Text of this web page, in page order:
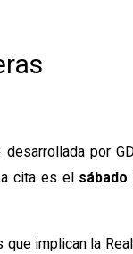
desarrollada por
cita es el
implican la